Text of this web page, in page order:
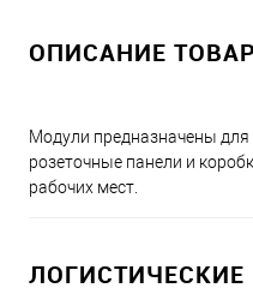
ОПИСАНИЕ
Модули предназначены
розеточные панели и
рабочих мест.